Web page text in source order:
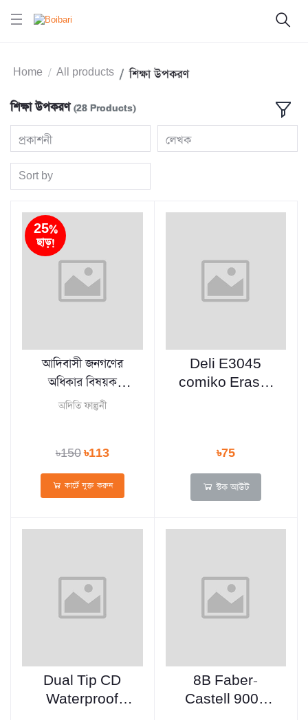
Home All products শিক্ষা উপকরণ
শিক্ষা উপকরণ(28 Products)
প্রকাশনী লেখক
Sort by
25%
ছাড়!
আদিবাসী জনগণের
অধিকার বিষয়ক
জাতিসংঘের ঘোষণা
অদিতি ফাল্গুনী
৳150৳113
কার্টে যুক্ত করুন
Deli E3045
comiko Eraser
৳75
স্টক আউট
Dual Tip CD
Waterproof
8B Faber-
Castell 9000